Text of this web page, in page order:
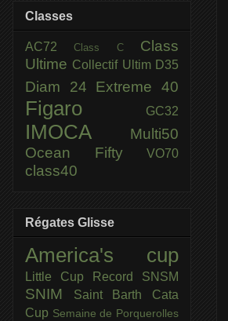
Classes
AC72Class C Class
Ultime Collectif Ultim D35
Diam 24 Extreme 40
Figaro GC32
IMOCA
Multi50
Ocean Fifty
VO70
class40
Régates Glisse
America's cup
Little Cup Record SNSM
SNIM
Saint Barth Cata
Cup Semaine de Porquerolles